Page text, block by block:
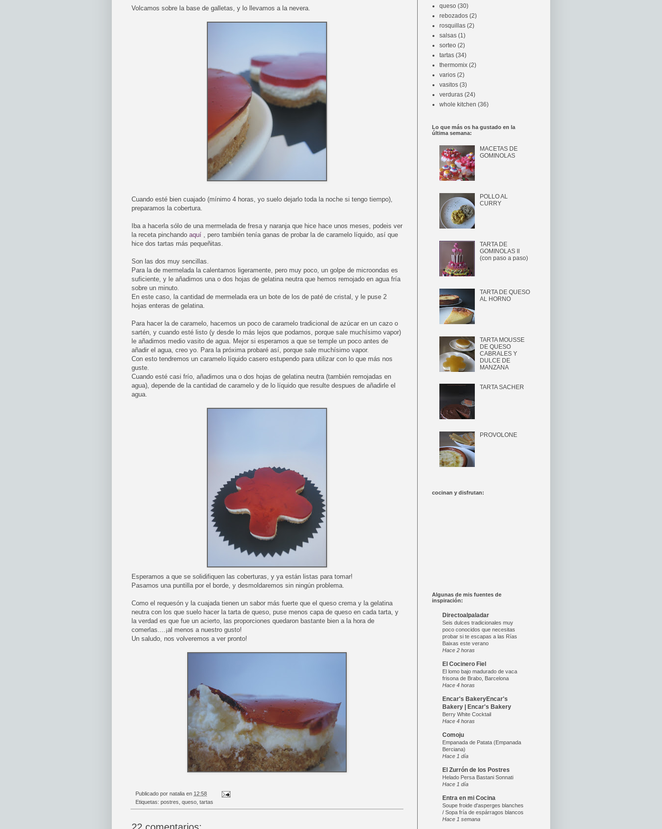
Volcamos sobre la base de galletas, y lo llevamos a la nevera.
Cuando esté bien cuajado (mínimo 4 horas, yo suelo dejarlo toda la noche si tengo tiempo),
preparamos la cobertura.
Iba a hacerla sólo de una mermelada de fresa y naranja que hice hace unos meses, podeis ver
la receta pinchando aquí , pero también tenía ganas de probar la de caramelo líquido, así que
hice dos tartas más pequeñitas.
Son las dos muy sencillas.
Para la de mermelada la calentamos ligeramente, pero muy poco, un golpe de microondas es
suficiente, y le añadimos una o dos hojas de gelatina neutra que hemos remojado en agua fría
sobre un minuto.
En este caso, la cantidad de mermelada era un bote de los de paté de cristal, y le puse 2
hojas enteras de gelatina.
Para hacer la de caramelo, hacemos un poco de caramelo tradicional de azúcar en un cazo o
sartén, y cuando esté listo (y desde lo más lejos que podamos, porque sale muchísimo vapor)
le añadimos medio vasito de agua. Mejor si esperamos a que se temple un poco antes de
añadir el agua, creo yo. Para la próxima probaré así, porque sale muchísimo vapor.
Con esto tendremos un caramelo líquido casero estupendo para utilizar con lo que más nos
guste.
Cuando esté casi frío, añadimos una o dos hojas de gelatina neutra (también remojadas en
agua), depende de la cantidad de caramelo y de lo líquido que resulte despues de añadirle el
agua.
Esperamos a que se solidifiquen las coberturas, y ya están listas para tomar!
Pasamos una puntilla por el borde, y desmoldaremos sin ningún problema.
Como el requesón y la cuajada tienen un sabor más fuerte que el queso crema y la gelatina
neutra con los que suelo hacer la tarta de queso, puse menos capa de queso en cada tarta, y
la verdad es que fue un acierto, las proporciones quedaron bastante bien a la hora de
comerlas....¡al menos a nuestro gusto!
Un saludo, nos volveremos a ver pronto!
Publicado por natalia en 12:58
Etiquetas: postres queso tartas
queso (30)
rebozados (2)
rosquillas (2)
salsas (1)
sorteo (2)
tartas (34)
thermomix (2)
varios (2)
vasitos (3)
verduras (24)
whole kitchen (36)
Lo que más os ha gustado en la
última semana:
MACETAS DE
GOMINOLAS
POLLO AL
CURRY
TARTA DE
GOMINOLAS II
(con paso a paso)
TARTA DE QUESO
AL HORNO
TARTA MOUSSE
DE QUESO
CABRALES Y
DULCE DE
MANZANA
TARTA SACHER
PROVOLONE
cocinan y disfrutan:
Algunas de mis fuentes de
inspiración:
Directoalpaladar
Seis dulces tradicionales muy
poco conocidos que necesitas
probar si te escapas a las Rías
Baixas este verano
Hace 2 horas
El Cocinero Fiel
El lomo bajo madurado de vaca
frisona de Brabo, Barcelona
Hace 4 horas
Encar's BakeryEncar's
Bakery | Encar's Bakery
Berry White Cocktail
Hace 4 horas
Comoju
Empanada de Patata (Empanada
Berciana)
Hace 1 día
El Zurrón de los Postres
Helado Persa Bastani Sonnati
Hace 1 día
Entra en mi Cocina
Soupe froide d'asperges blanches
/ Sopa fría de espárragos blancos
Hace 1 semana